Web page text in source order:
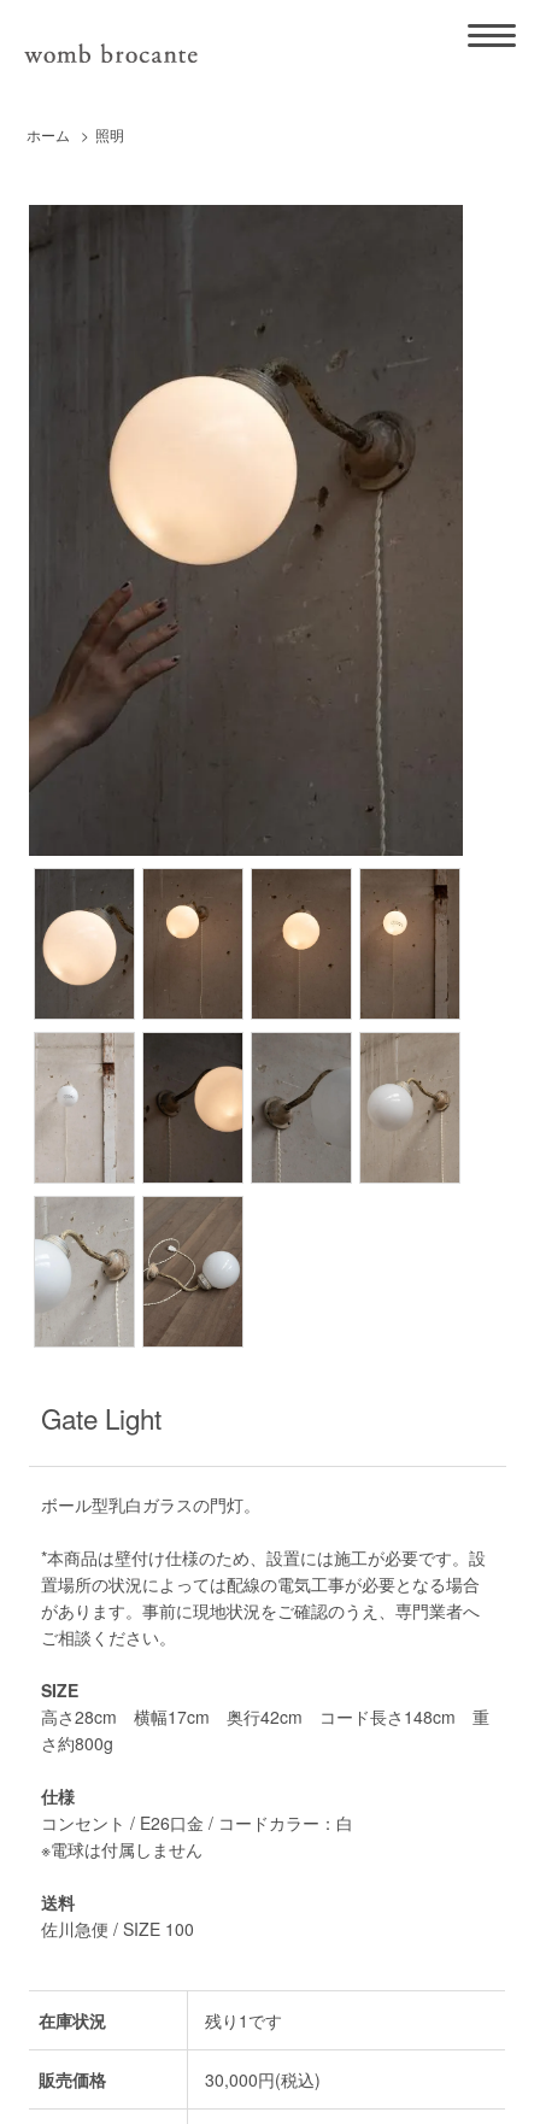
ホーム > 照明
Gate Light
ボール型乳白ガラスの門灯。
*本商品は壁付け仕様のため、設置には施工が必要です。設
置場所の状況によっては配線の電気工事が必要となる場合
があります。事前に現地状況をご確認のうえ、専門業者へ
ご相談ください。
SIZE
高さ28cm 横幅17cm 奥行42cm コード長さ148cm 重
さ約800g
仕様
コンセント / E26口金 / コードカラー：白
※電球は付属しません
送料
佐川急便 / SIZE 100
在庫状況 残り1です
販売価格 30,000円(税込)